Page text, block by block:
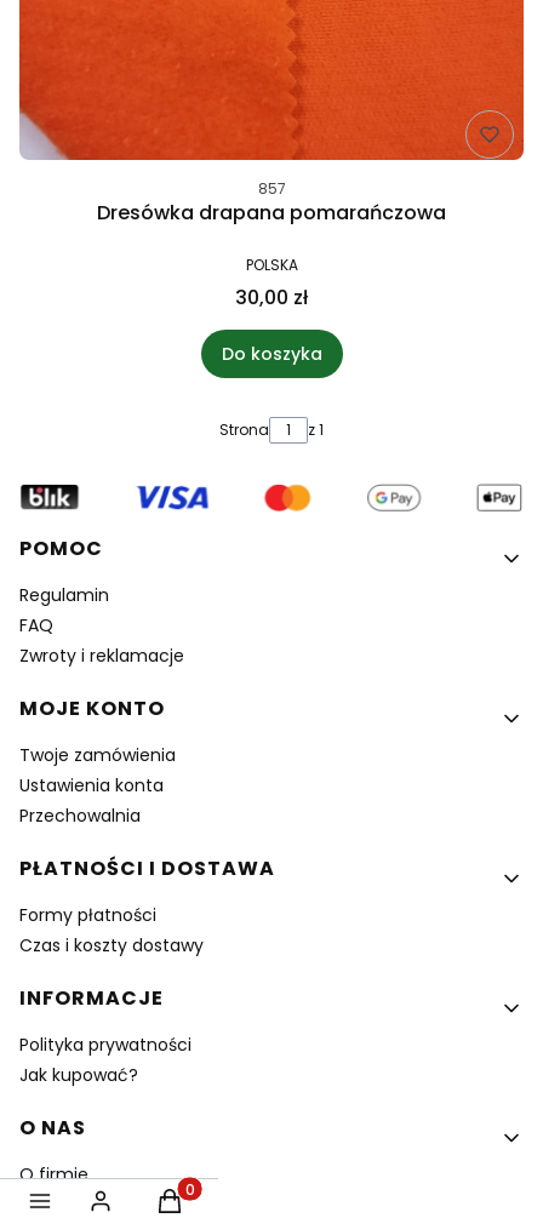
857
Dresówka drapana pomarańczowa
POLSKA
30,00 zł
Do koszyka
Strona z 1
Linki w stopce
POMOC
Regulamin
FAQ
Zwroty i reklamacje
MOJE KONTO
Twoje zamówienia
Ustawienia konta
Przechowalnia
PŁATNOŚCI I DOSTAWA
Formy płatności
Czas i koszty dostawy
INFORMACJE
Polityka prywatności
Jak kupować?
O NAS
O firmie
Kontakt i dane firmyProdukty w koszyku: 0. Zobacz szczegóły